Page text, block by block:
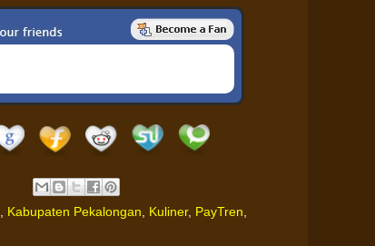
Kabupaten Pekalongan Kuliner, PayTren